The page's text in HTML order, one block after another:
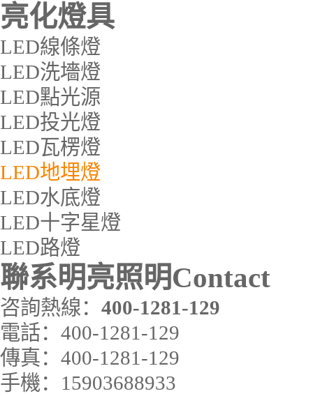
亮化燈具
LED線條燈
LED洗墻燈
LED點光源
LED投光燈
LED瓦楞燈
LED地埋燈
LED水底燈
LED十字星燈
LED路燈
聯系明亮照明Contact
咨詢熱線： 400-1281-129
電話： 400-1281-129
傳真： 400-1281-129
手機： 15903688933